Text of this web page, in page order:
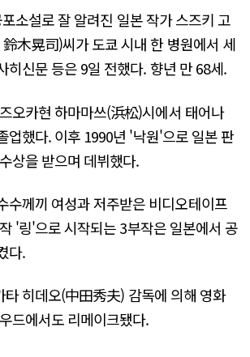
소설로 잘 알려진 일본 작가 스즈키 고
木晃司)씨가 도쿄 시내 한 병원에서 세
히신문 등은 9일 전했다. 향년 만 68세.
오카현 하마마쓰(浜松)시에서 태어나
업했다. 이후 1990년 '낙원'으로 일본 판
상을 받으며 데뷔했다.
수께끼 여성과 저주받은 비디오테이프
'링'으로 시작되는 3부작은 일본에서 공
다.
히데오(中田秀夫) 감독에 의해 영화
드에서도 리메이크됐다.